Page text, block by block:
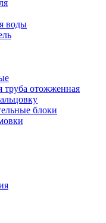
воды
труба отожженная
блоки